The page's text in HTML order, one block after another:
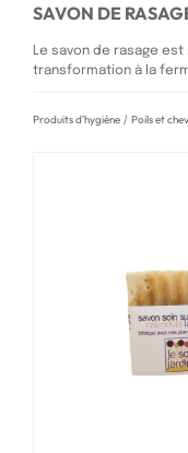
SAVON DE
Le savon de rasage
transformation à la
Produits d'hygiène / Poils et